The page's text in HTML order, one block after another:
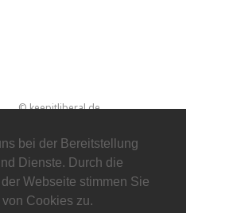
bei der Bereitstellung
Dienste. Durch die
Webseite stimmen Sie
Cookies zu.
© keepitliberal.de
Impressum